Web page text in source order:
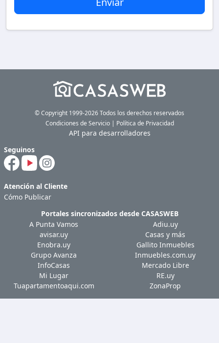
Seguinos
Atención al Cliente
Cómo Publicar
© Copyright 1999-2026 Todos los derechos reservados
Condiciones de Servicio| Política de Privacidad
API para desarrolladores
Portales sincronizados desde CASASWEB
A Punta Vamos
Adiu.uy
avisar.uy
Casas y más
Enobra.uy
Gallito Inmuebles
Grupo Avanza
Inmuebles.com.uy
InfoCasas
Mercado Libre
Mi Lugar
RE.uy
Tuapartamentoaqui.com
ZonaProp